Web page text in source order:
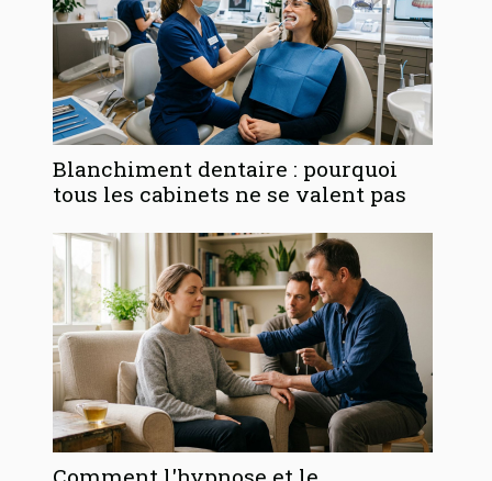
Blanchiment dentaire : pourquoi
tous les cabinets ne se valent pas